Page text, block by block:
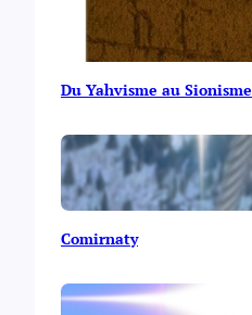
Du Yahvisme au Sionisme
Comirnaty